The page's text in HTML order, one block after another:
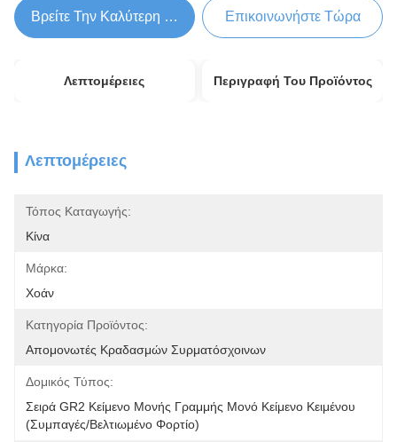
Βρείτε Την Καλύτερη Τιμή Επικοινωνήστε Τώρα
Λεπτομέρειες Περιγραφή Του Προϊόντος
Λεπτομέρειες
Τόπος Καταγωγής:
Κίνα
Μάρκα:
Χοάν
Κατηγορία Προϊόντος:
Απομονωτές Κραδασμών Συρματόσχοινων
Δομικός Τύπος:
Σειρά GR2 Κείμενο Μονής Γραμμής Μονό Κείμενο Κειμένου
(Συμπαγές/Βελτιωμένο Φορτίο)